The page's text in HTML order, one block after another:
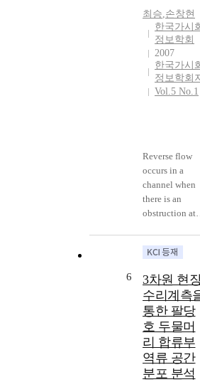
최승,손창현
한국가시
정보학회
2007
한국가시
정보학회
Vol.5 No.1
Reverse flow
occurs in a
channel when
there is an
obstruction at
been shown
reverse flow
be realized
without an
obstruction, by
staggering the
sides of the
channel and
6
3차원 현
수리계측
통한 팔당
호 두물머
리 합류부
역류 공간
분포 분석